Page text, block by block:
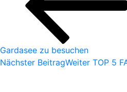
Gardasee zu besuchen
Nächster BeitragWeiter TOP 5